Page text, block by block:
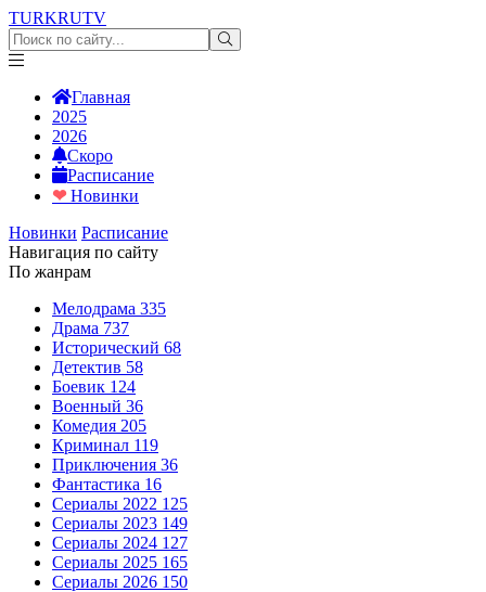
TURKRUTV
Главная
2025
2026
Скоро
Расписание
❤Новинки
Новинки Расписание
Навигация по сайту
По жанрам
Мелодрама 335
Драма 737
Исторический 68
Детектив 58
Боевик 124
Военный 36
Комедия 205
Криминал 119
Приключения 36
Фантастика 16
Сериалы 2022 125
Сериалы 2023 149
Сериалы 2024 127
Сериалы 2025 165
Сериалы 2026 150